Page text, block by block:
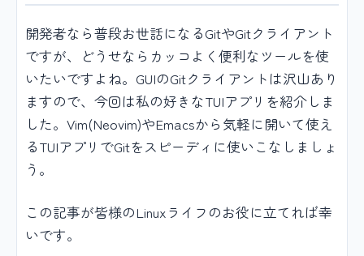
開発者なら普段お世話になるGitやGitクライアント
ですが、どうせならカッコよく便利なツールを使
いたいですよね。GUIのGitクライアントは沢山あり
ますので、今回は私の好きなTUIアプリを紹介しま
した。Vim(Neovim)やEmacsから気軽に開いて使え
るTUIアプリでGitをスピーディに使いこなしましょ
う。
この記事が皆様のLinuxライフのお役に立てれば幸
いです。